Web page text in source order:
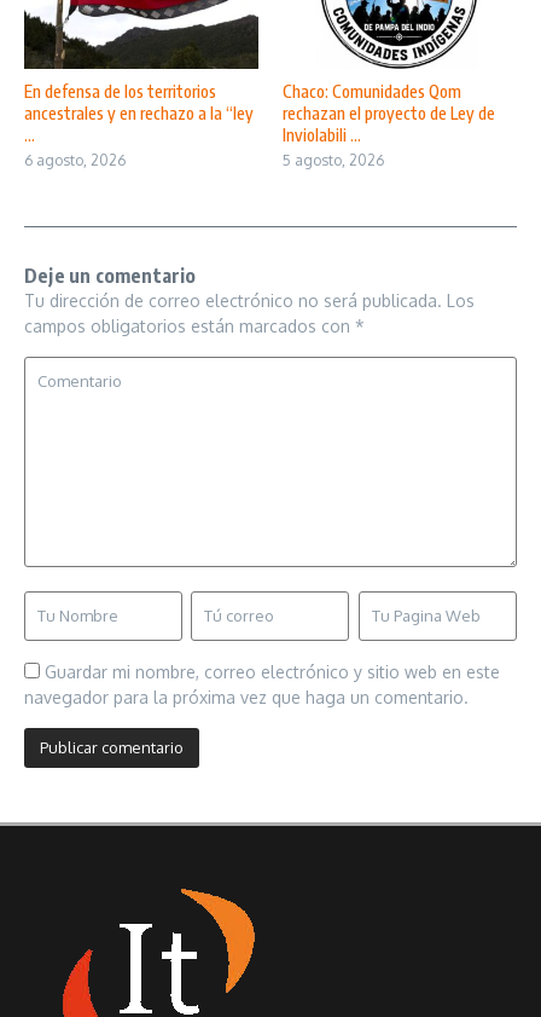
En defensa de los territorios
ancestrales y en rechazo a la “ley
...
6 agosto, 2026
Chaco: Comunidades Qom
rechazan el proyecto de Ley de
Inviolabili ...
5 agosto, 2026
Deje un comentario
Tu dirección de correo electrónico no será publicada. Los
campos obligatorios están marcados con *
Guardar mi nombre, correo electrónico y sitio web en este
navegador para la próxima vez que haga un comentario.